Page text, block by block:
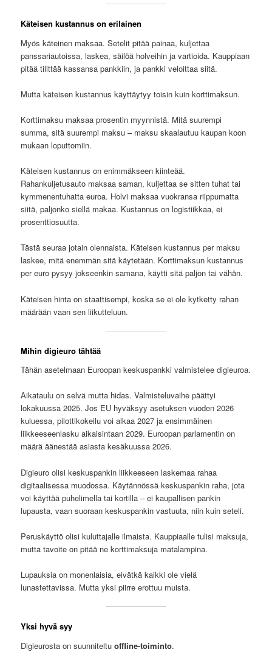
Käteisen kustannus on erilainen
Myös käteinen maksaa. Setelit pitää painaa, kuljettaa
panssariautoissa, laskea, säilöä holveihin ja vartioida. Kauppiaan
pitää tilittää kassansa pankkiin, ja pankki veloittaa siitä.
Mutta käteisen kustannus käyttäytyy toisin kuin korttimaksun.
Korttimaksu maksaa prosentin myynnistä. Mitä suurempi
summa, sitä suurempi maksu – maksu skaalautuu kaupan koon
mukaan loputtomiin.
Käteisen kustannus on enimmäkseen kiinteää.
Rahankuljetusauto maksaa saman, kuljettaa se sitten tuhat tai
kymmenentuhatta euroa. Holvi maksaa vuokransa riippumatta
siitä, paljonko siellä makaa. Kustannus on logistiikkaa, ei
prosenttiosuutta.
Tästä seuraa jotain olennaista. Käteisen kustannus per maksu
laskee, mitä enemmän sitä käytetään. Korttimaksun kustannus
per euro pysyy jokseenkin samana, käytti sitä paljon tai vähän.
Käteisen hinta on staattisempi, koska se ei ole kytketty rahan
määrään vaan sen liikutteluun.
Mihin digieuro tähtää
Tähän asetelmaan Euroopan keskuspankki valmistelee digieuroa.
Aikataulu on selvä mutta hidas. Valmisteluvaihe päättyi
lokakuussa 2025. Jos EU hyväksyy asetuksen vuoden 2026
kuluessa, pilottikokeilu voi alkaa 2027 ja ensimmäinen
liikkeeseenlasku aikaisintaan 2029. Euroopan parlamentin on
määrä äänestää asiasta kesäkuussa 2026.
Digieuro olisi keskuspankin liikkeeseen laskemaa rahaa
digitaalisessa muodossa. Käytännössä keskuspankin raha, jota
voi käyttää puhelimella tai kortilla – ei kaupallisen pankin
lupausta, vaan suoraan keskuspankin vastuuta, niin kuin seteli.
Peruskäyttö olisi kuluttajalle ilmaista. Kauppiaalle tulisi maksuja,
mutta tavoite on pitää ne korttimaksuja matalampina.
Lupauksia on monenlaisia, eivätkä kaikki ole vielä
lunastettavissa. Mutta yksi piirre erottuu muista.
Yksi hyvä syy
Digieurosta on suunniteltuoffline-toiminto.